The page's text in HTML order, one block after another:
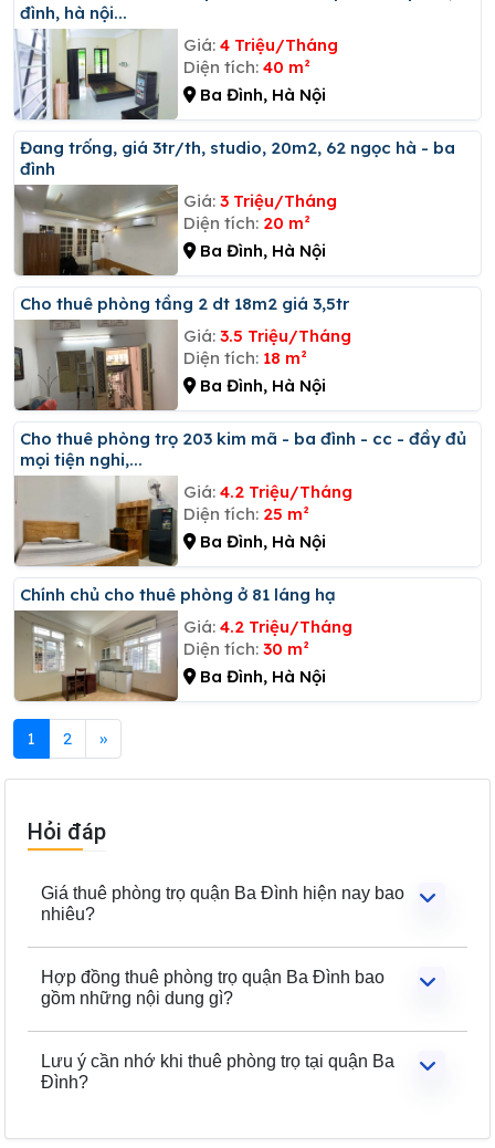
đình, hà nội...
Giá: 4 Triệu/Tháng
Diện tích: 40 m²
Ba Đình, Hà Nội
đang trống, giá 3tr/th, studio, 20m2, 62 ngọc hà - ba
đình
Giá: 3 Triệu/Tháng
Diện tích: 20 m²
Ba Đình, Hà Nội
Cho thuê phòng tầng 2 dt 18m2 giá 3,5tr
Giá: 3.5 Triệu/Tháng
Diện tích: 18 m²
Ba Đình, Hà Nội
Cho thuê phòng trọ 203 kim mã - ba đình - cc - đầy đủ
mọi tiện nghi,...
Giá: 4.2 Triệu/Tháng
Diện tích: 25 m²
Ba Đình, Hà Nội
Chính chủ cho thuê phòng ở 81 láng hạ
Giá: 4.2 Triệu/Tháng
Diện tích: 30 m²
Ba Đình, Hà Nội
1 2 »
Hỏi đáp
Giá thuê phòng trọ quận Ba Đình hiện nay bao
nhiêu?
Hợp đồng thuê phòng trọ quận Ba Đình bao
gồm những nội dung gì?
Lưu ý cần nhớ khi thuê phòng trọ tại quận Ba
Đình?